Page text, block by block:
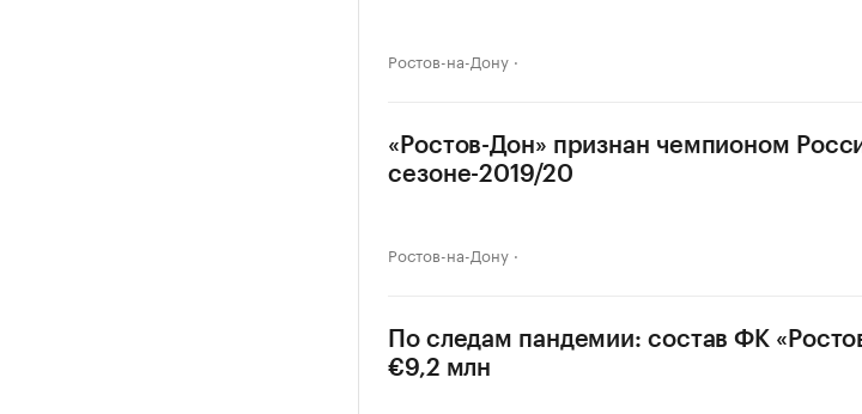
Ростов-на-Дону
«Ростов-Дон» признан чемпионом
сезоне-2019/20
Ростов-на-Дону
По следам пандемии: состав ФК
€9,2 млн